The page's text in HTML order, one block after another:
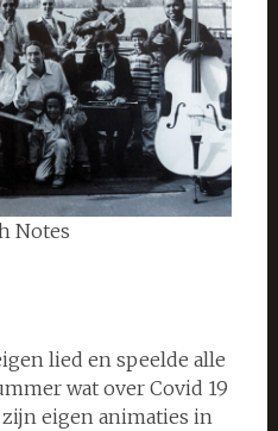
Notes
lied en speelde alle
wat over Covid 19
eigen animaties in